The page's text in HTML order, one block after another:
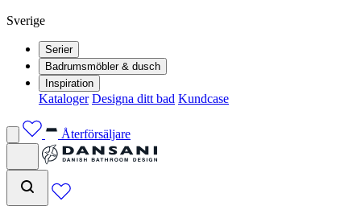
Sverige
Serier
Badrumsmöbler & dusch
Inspiration
Kataloger Designa ditt bad Kundcase
Återförsäljare